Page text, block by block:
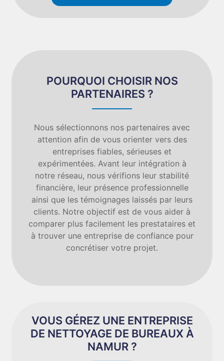
POURQUOI CHOISIR NOS
PARTENAIRES ?
Nous sélectionnons nos partenaires avec
attention afin de vous orienter vers des
entreprises fiables, sérieuses et
expérimentées. Avant leur intégration à
notre réseau, nous vérifions leur stabilité
financière, leur présence professionnelle
ainsi que les témoignages laissés par leurs
clients. Notre objectif est de vous aider à
comparer plus facilement les prestataires et
à trouver une entreprise de confiance pour
concrétiser votre projet.
VOUS GÉREZ UNE ENTREPRISE
DE NETTOYAGE DE BUREAUX À
NAMUR ?